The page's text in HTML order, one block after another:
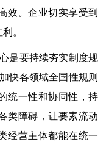
效。企业切实享受到
。
是要持续夯实制度规
快各领域全国性规则
统一性和协同性，持
类障碍，让要素流动
经营主体都能在统一